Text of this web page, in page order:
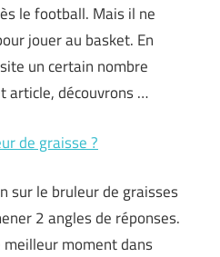
le football. Mais il ne
jouer au basket. En
un certain nombre
article, découvrons …
de graisse ?
sur le bruleur de graisses
2 angles de réponses.
moment dans